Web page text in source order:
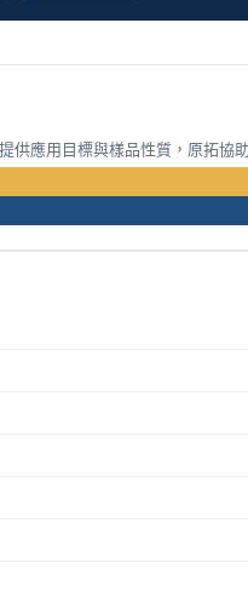
供應用目標與樣品性質，原拓協